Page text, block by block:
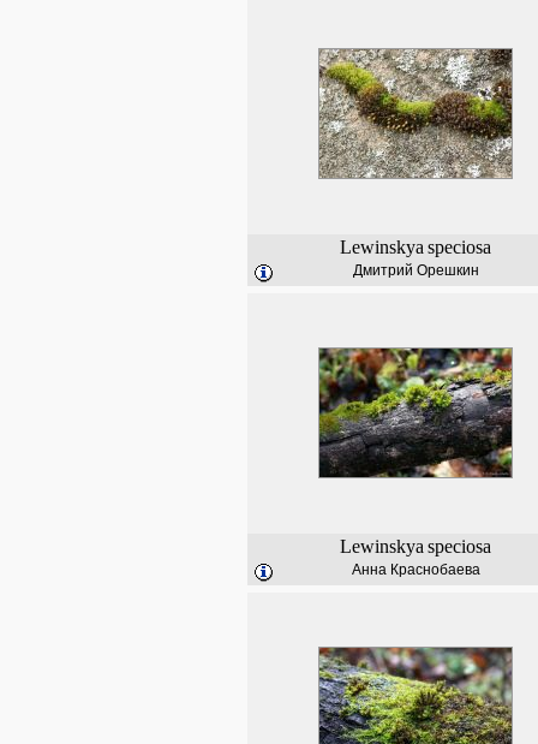
Lewinskya speciosa
Дмитрий Орешкин
Lewinskya speciosa
Анна Краснобаева